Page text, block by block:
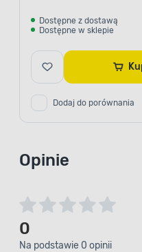
Dostępne z dostawą
Dostępne w sklepie
Dodaj do porównania
Opinie
0
Na podstawie 0 opinii